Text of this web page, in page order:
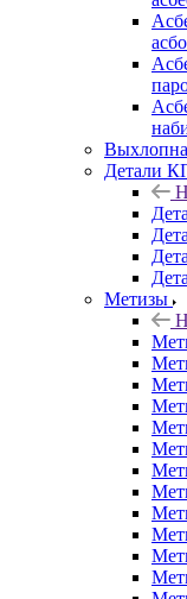
Детали
Метизы